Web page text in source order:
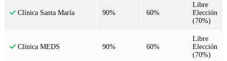
Clínica Santa María 90% 60%
Libre
Elección
(70%)
Clínica MEDS 90% 60%
Libre
Elección
(70%)